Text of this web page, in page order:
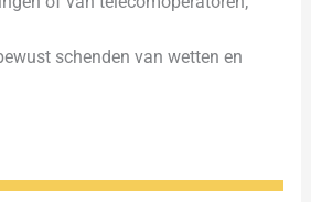
schenden van wetten en